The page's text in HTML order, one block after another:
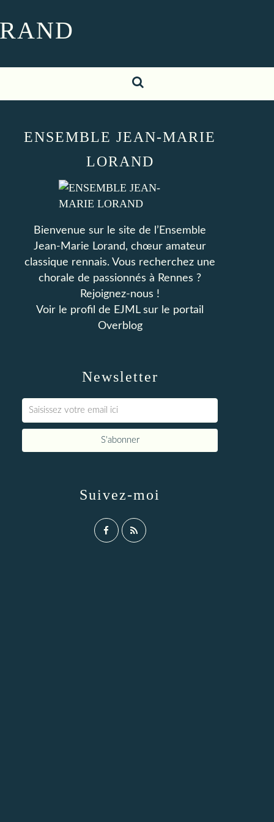
Newsletter
ENSEMBLE JEAN-MARIE
LORAND
Bienvenue sur le site de l’Ensemble
Jean-Marie Lorand, chœur amateur
classique rennais. Vous recherchez une
chorale de passionnés à Rennes ?
Rejoignez-nous !
Voir le profil de EJMLsur le portail
Overblog
Suivez-moi